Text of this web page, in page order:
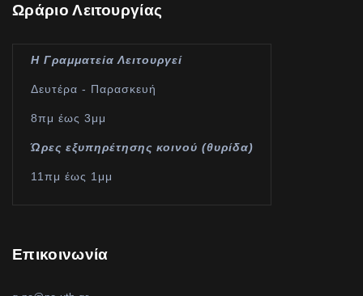
Ωράριο Λειτουργίας
Η Γραμματεία Λειτουργεί
Δευτέρα - Παρασκευή
8πμ έως 3μμ
Ώρες εξυπηρέτησης κοινού (θυρίδα)
11πμ έως 1μμ
Επικοινωνία